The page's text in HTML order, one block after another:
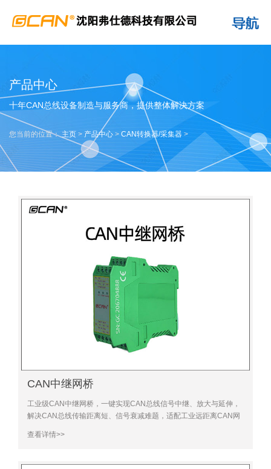
产品中心
十年CAN总线设备制造与服务商，提供整体解决方案
您当前的位置：主页 > 产品中心 > CAN转换器/采集器 >
CAN中继网桥
工业级CAN中继网桥，一键实现CAN总线信号中继、放大与延伸，
解决CAN总线传输距离短、信号衰减难题，适配工业远距离CAN网
查看详情>>